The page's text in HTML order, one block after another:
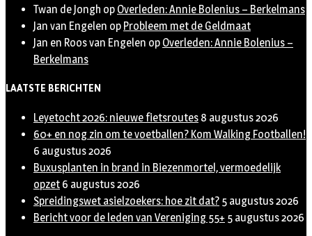
Twan de Jongh op Overleden: Annie Bolenius – Berkelmans
Jan van Engelen op Probleem met de Geldmaat
Jan en Roos van Engelen op Overleden: Annie Bolenius –
Berkelmans
LAATSTE BERICHTEN
Leyetocht 2026: nieuwe fietsroutes 8 augustus 2026
60+ en nog zin om te voetballen? Kom Walking Footballen!
6 augustus 2026
Buxusplanten in brand in Biezenmortel, vermoedelijk
opzet 6 augustus 2026
Spreidingswet asielzoekers: hoe zit dat? 5 augustus 2026
Bericht voor de leden van Vereniging 55+ 5 augustus 2026